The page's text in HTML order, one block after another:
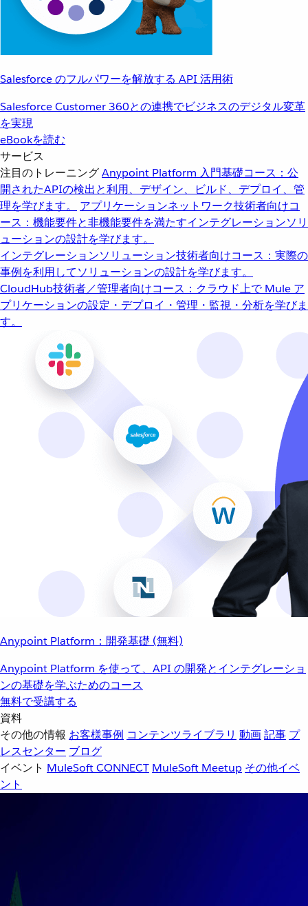
Salesforce のフルパワーを解放する API 活用術
Salesforce Customer 360との連携でビジネスのデジタル変革
を実現
eBookを読む
サービス
注目のトレーニングAnypoint Platform 入門基礎コース：公
開されたAPIの検出と利用、デザイン、ビルド、デプロイ、管
理を学びます。
アプリケーションネットワーク技術者向けコ
ース：機能要件と非機能要件を満たすインテグレーションソリ
ューションの設計を学びます。
インテグレーションソリューション技術者向けコース：実際の
事例を利用してソリューションの設計を学びます。
CloudHub技術者／管理者向けコース：クラウド上で Mule ア
プリケーションの設定・デプロイ・管理・監視・分析を学びま
す。
Anypoint Platform：開発基礎 (無料)
Anypoint Platform を使って、API の開発とインテグレーショ
ンの基礎を学ぶためのコース
無料で受講する
資料
その他の情報 お客様事例 コンテンツライブラリ 動画記事 プ
レスセンター ブログ
イベント MuleSoft CONNECT MuleSoft Meetup その他イベ
ント